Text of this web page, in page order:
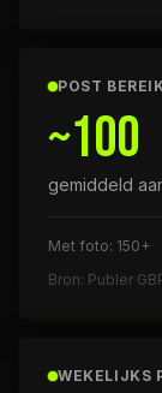
POST
~100
gemiddeld
Met foto: 150+
Bron: Publer
WEKELIJKS